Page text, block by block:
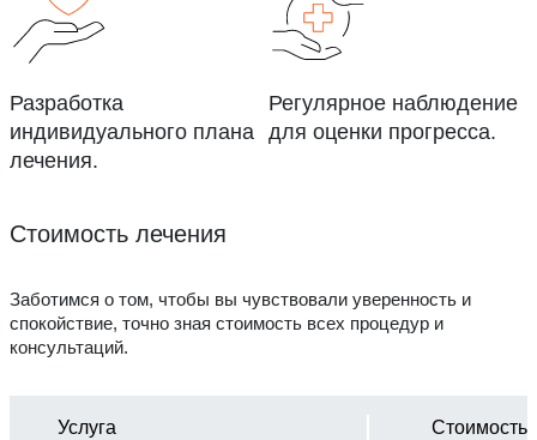
Разработка
индивидуального плана
лечения.
Регулярное наблюдение
для оценки прогресса.
Стоимость лечения
Заботимся о том, чтобы вы чувствовали уверенность и
спокойствие, точно зная стоимость всех процедур и
консультаций.
Услуга Стоимость